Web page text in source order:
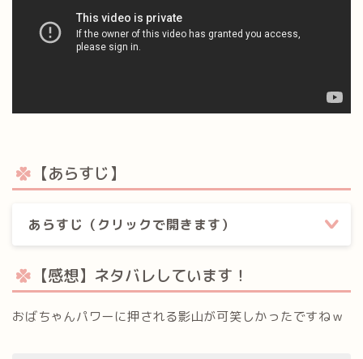
【あらすじ】
あらすじ（クリックで開きます）
【感想】ネタバレしています！
おばちゃんパワーに押される影山が可笑しかったですねｗ